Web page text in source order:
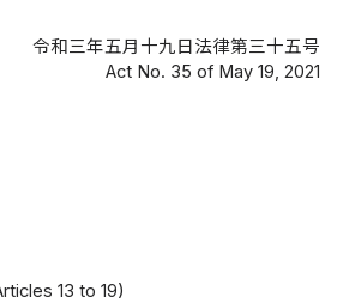
令和三年五月十九日法律第三十五号
Act No. 35 of May 19, 2021
13 to 19)